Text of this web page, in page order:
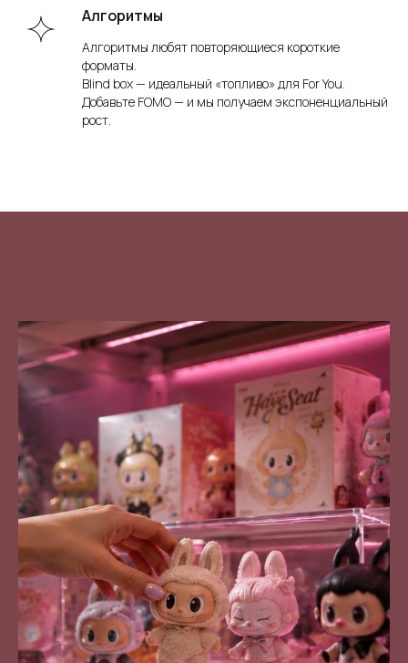
Алгоритмы
Алгоритмы любят повторяющиеся короткие
форматы.
Blind box — идеальный «топливо» для For You.
Добавьте FOMO — и мы получаем экспоненциальный
рост.